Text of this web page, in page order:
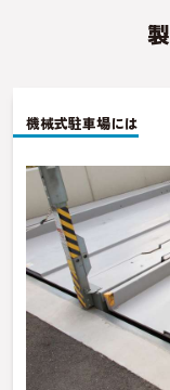
機械式駐車場には